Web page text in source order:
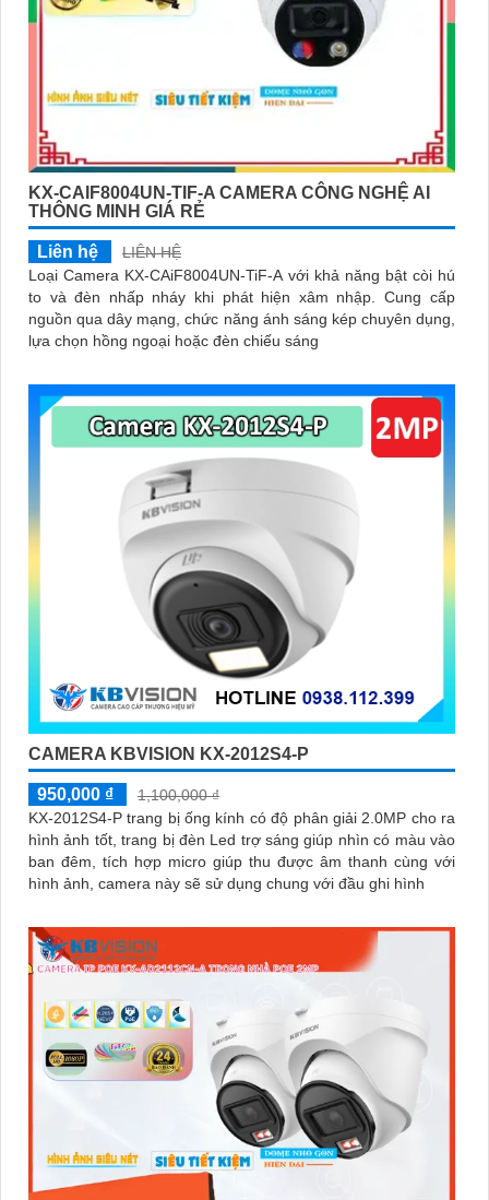
KX-CAIF8004UN-TIF-A CAMERA CÔNG NGHỆ AI
THÔNG MINH GIÁ RẺ
Liên hệ
LIÊN HỆ
Loại Camera KX-CAiF8004UN-TiF-A với khả năng bật còi hú
to và đèn nhấp nháy khi phát hiện xâm nhập. Cung cấp
nguồn qua dây mạng, chức năng ánh sáng kép chuyên dụng,
lựa chọn hồng ngoại hoặc đèn chiếu sáng
CAMERA KBVISION KX-2012S4-P
950,000 ₫
1,100,000 ₫
KX-2012S4-P trang bị ống kính có độ phân giải 2.0MP cho ra
hình ảnh tốt, trang bị đèn Led trợ sáng giúp nhìn có màu vào
ban đêm, tích hợp micro giúp thu được âm thanh cùng với
hình ảnh, camera này sẽ sử dụng chung với đầu ghi hình